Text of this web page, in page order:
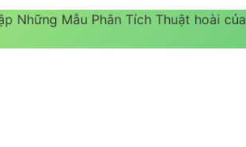
Những Mẫu Phân Tích Thuật hoài của